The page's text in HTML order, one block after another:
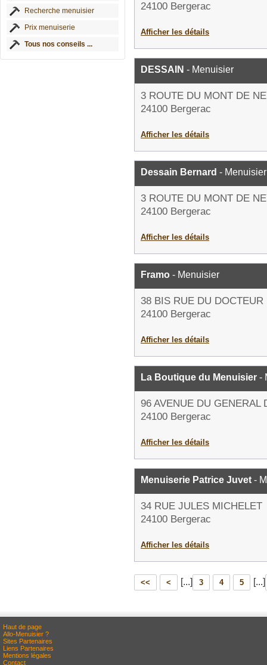
Recherche menuisier
Prix menuiserie
Tous nos conseils ...
24100 Bergerac
Afficher les détails
DESSAIN - Menuisier
3 ROUTE DU MONT DE
24100 Bergerac
Afficher les détails
Dessain Bernard - Menuisier
3 ROUTE DU MONT DE
24100 Bergerac
Afficher les détails
Framo - Menuisier
38 BIS RUE DU DOCTEUR
24100 Bergerac
Afficher les détails
La Boutique du Menuisier -
96 AVENUE DU GENERAL
24100 Bergerac
Afficher les détails
Menuiserie Patrice Juvet -
34 RUE JULES MICHELET
24100 Bergerac
Afficher les détails
<< < [...] 3 4 5 [...]
Haut de page
Allo-Menuisier ?
Sites Partenaires
Liens Partenaires
Mentions légales
Contact